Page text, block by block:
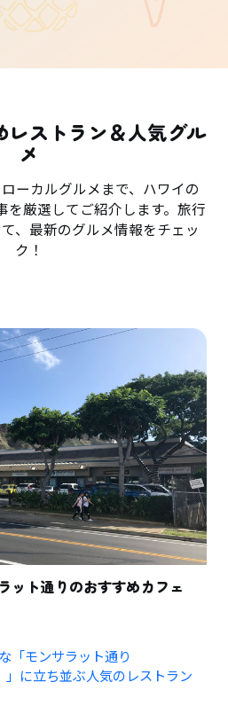
レストラン＆人気グル
メ
ーカルグルメまで、ハワイの
を厳選してご紹介します。旅行
、最新のグルメ情報をチェッ
ク！
ット通りのおすすめカフェ
「モンサラット通り
」に立ち並ぶ人気のレストラン